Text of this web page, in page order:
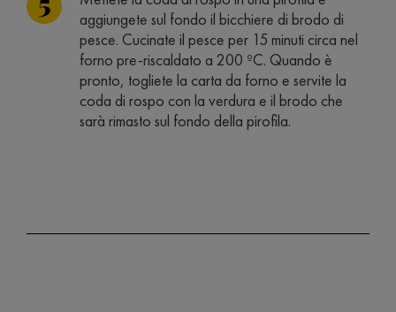
aggiungete sul fondo il bicchiere di brodo di
pesce. Cucinate il pesce per 15 minuti circa nel
forno pre-riscaldato a 200 ºC. Quando è
pronto, togliete la carta da forno e servite la
coda di rospo con la verdura e il brodo che
sarà rimasto sul fondo della pirofila.